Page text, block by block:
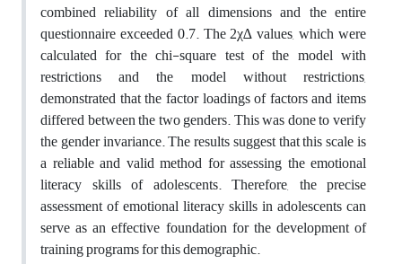
combined reliability of all dimensions and the entire
questionnaire exceeded 0.7. The 2χ∆ values, which were
calculated for the chi-square test of the model with
restrictions and the model without restrictions,
demonstrated that the factor loadings of factors and items
differed between the two genders. This was done to verify
the gender invariance. The results suggest that this scale is
a reliable and valid method for assessing the emotional
literacy skills of adolescents. Therefore, the precise
assessment of emotional literacy skills in adolescents can
serve as an effective foundation for the development of
training programs for this demographic.